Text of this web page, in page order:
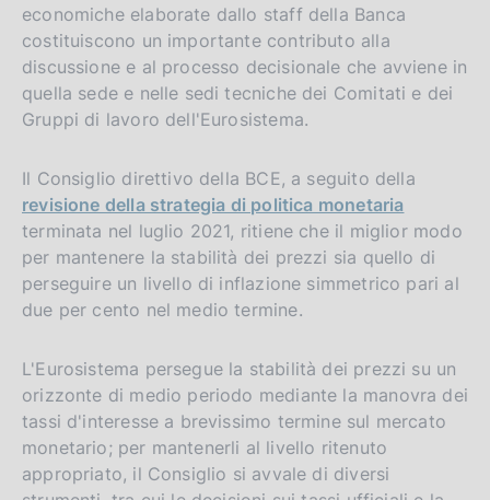
economiche elaborate dallo staff della Banca
costituiscono un importante contributo alla
discussione e al processo decisionale che avviene in
quella sede e nelle sedi tecniche dei Comitati e dei
Gruppi di lavoro dell'Eurosistema.
Il Consiglio direttivo della BCE, a seguito della
revisione della strategia di politica monetaria
terminata nel luglio 2021, ritiene che il miglior modo
per mantenere la stabilità dei prezzi sia quello di
perseguire un livello di inflazione simmetrico pari al
due per cento nel medio termine.
L'Eurosistema persegue la stabilità dei prezzi su un
orizzonte di medio periodo mediante la manovra dei
tassi d'interesse a brevissimo termine sul mercato
monetario; per mantenerli al livello ritenuto
appropriato, il Consiglio si avvale di diversi